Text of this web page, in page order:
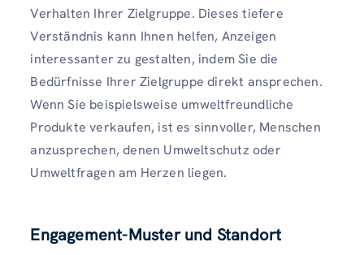
Verhalten Ihrer Zielgruppe. Dieses tiefere
Verständnis kann Ihnen helfen, Anzeigen
interessanter zu gestalten, indem Sie die
Bedürfnisse Ihrer Zielgruppe direkt ansprechen.
Wenn Sie beispielsweise umweltfreundliche
Produkte verkaufen, ist es sinnvoller, Menschen
anzusprechen, denen Umweltschutz oder
Umweltfragen am Herzen liegen.
Engagement-Muster und Standort